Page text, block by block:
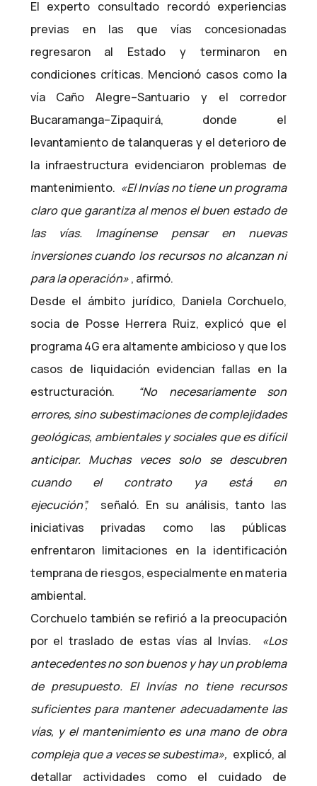
El experto consultado recordó experiencias
previas en las que vías concesionadas
regresaron al Estado y terminaron en
condiciones críticas. Mencionó casos como la
vía Caño Alegre–Santuario y el corredor
Bucaramanga–Zipaquirá, donde el
levantamiento de talanqueras y el deterioro de
la infraestructura evidenciaron problemas de
mantenimiento. «El Invías no tiene un programa
claro que garantiza al menos el buen estado de
las vías. Imagínense pensar en nuevas
inversiones cuando los recursos no alcanzan ni
para la operación», afirmó.
Desde el ámbito jurídico, Daniela Corchuelo,
socia de Posse Herrera Ruiz, explicó que el
programa 4G era altamente ambicioso y que los
casos de liquidación evidencian fallas en la
estructuración.
“No necesariamente son
errores, sino subestimaciones de complejidades
geológicas, ambientales y sociales que es difícil
anticipar. Muchas veces solo se descubren
cuando el contrato ya está en
ejecución”,señaló. En su análisis, tanto las
iniciativas privadas como las públicas
enfrentaron limitaciones en la identificación
temprana de riesgos, especialmente en materia
ambiental.
Corchuelo también se refirió a la preocupación
por el traslado de estas vías al Invías. «Los
antecedentes no son buenos y hay un problema
de presupuesto. El Invías no tiene recursos
suficientes para mantener adecuadamente las
vías, y el mantenimiento es una mano de obra
compleja que a veces se subestima», explicó, al
detallar actividades como el cuidado de